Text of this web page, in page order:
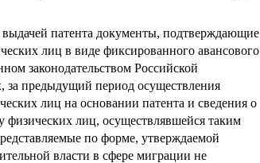
патента документы, подтверждающие
лиц в виде фиксированного авансового
законодательством Российской
за предыдущий период осуществления
лиц на основании патента и сведения о
физических лиц, осуществлявшейся таким
по форме, утверждаемой
власти в сфере миграции не